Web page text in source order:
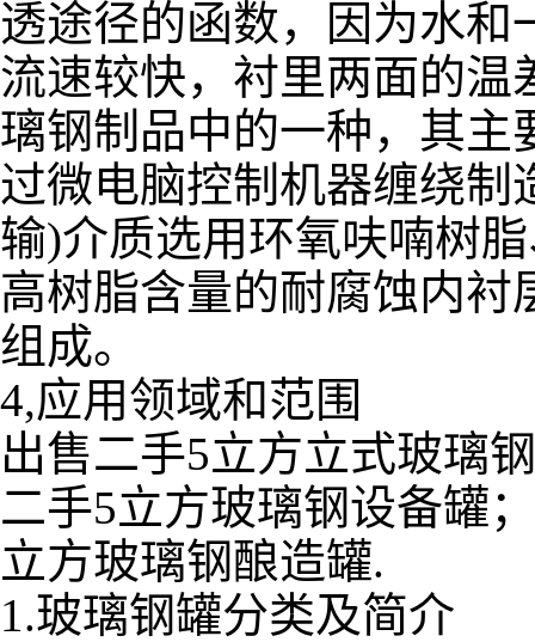
透途径的函数，因为水
流速较快，衬里两面的
璃钢制品中的一种，其主
过微电脑控制机器缠绕
输)介质选用环氧呋喃树
高树脂含量的耐腐蚀内
组成。
4,应用领域和范围
出售二手5立方立式玻璃
二手5立方玻璃钢设备罐
立方玻璃钢酿造罐.
1.玻璃钢罐分类及简介